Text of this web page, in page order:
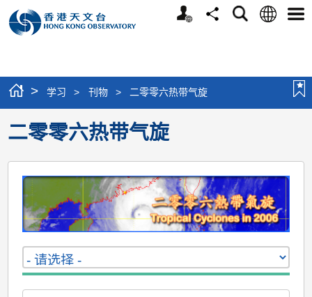
个
分
搜
语
选
> 学习 > 刊物 > 二零零六热带气旋
二零零六热带气旋